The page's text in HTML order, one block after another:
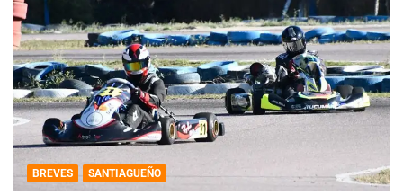
BREVES SANTIAGUEÑO